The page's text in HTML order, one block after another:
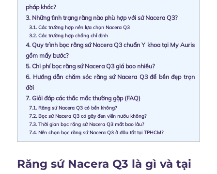
pháp khác?
3. Những tình trạng răng nào phù hợp với sứ Nacera Q3?
3.1. Các trường hợp nên lựa chọn Nacera Q3
3.2. Các trường hợp chống chỉ định
4. Quy trình bọc răng sứ Nacera Q3 chuẩn Y khoa tại My Auris
gồm mấy bước?
5. Chi phí bọc răng sứ Nacera Q3 giá bao nhiêu?
6. Hướng dẫn chăm sóc răng sứ Nacera Q3 để bền đẹp trọn
đời
7. Giải đáp các thắc mắc thường gặp (FAQ)
7.1. Răng sứ Nacera Q3 có bền không?
7.2. Bọc sứ Nacera Q3 có gây đen viền nướu không?
7.3. Thời gian bọc răng sứ Nacera Q3 mất bao lâu?
7.4. Nên chọn bọc răng sứ Nacera Q3 ở đâu tốt tại TPHCM?
Răng sứ Nacera Q3 là gì và tại